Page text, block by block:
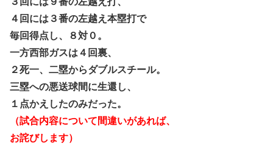
４回には３番の左越え本塁打で
毎回得点し、８対０。
一方西部ガスは４回裏、
２死一、二塁からダブルスチール。
三塁への悪送球間に生還し、
１点かえしたのみだった。
（試合内容について間違いがあれば、
お詫びします）